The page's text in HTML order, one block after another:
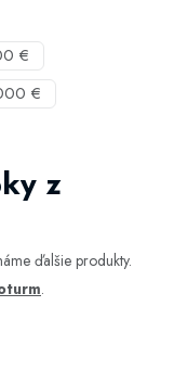
€
€
z
ďalšie produkty.
.